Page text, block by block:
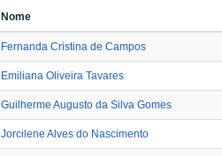
Nome
Fernanda Cristina de Campos
Emiliana Oliveira Tavares
Guilherme Augusto da Silva Gomes
Jorcilene Alves do Nascimento